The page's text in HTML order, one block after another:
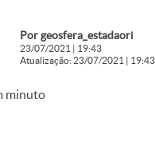
Por geosfera_estadaori
23/07/2021 | 19:43
Atualização: 23/07/2021 | 19:43
minuto